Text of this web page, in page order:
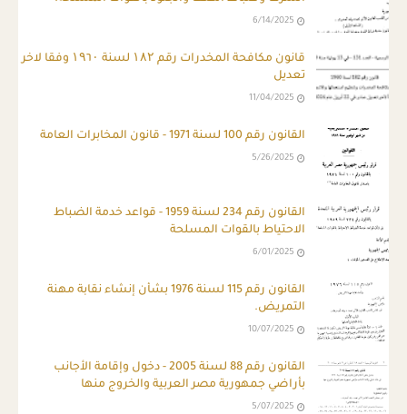
6/14/2025
قانون مكافحة المخدرات رقم ۱۸۲ لسنة ۱۹٦۰ وفقا لاخر
تعديل
11/04/2025
القانون رقم 100 لسنة 1971 - قانون المخابرات العامة
5/26/2025
القانون رقم 234 لسنة 1959 - قواعد خدمة الضباط
الاحتياط بالقوات المسلحة
6/01/2025
القانون رقم 115 لسنة 1976 بشأن إنشاء نقابة مهنة
التمريض.
10/07/2025
القانون رقم 88 لسنة 2005 - دخول وإقامة الأجانب
بأراضي جمهورية مصر العربية والخروج منها
5/07/2025